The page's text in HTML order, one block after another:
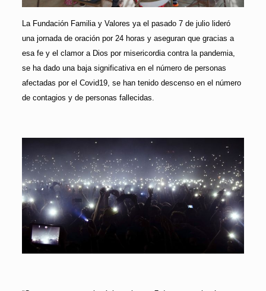
La Fundación Familia y Valores ya el pasado 7 de julio lideró
una jornada de oración por 24 horas y aseguran que gracias a
esa fe y el clamor a Dios por misericordia contra la pandemia,
se ha dado una baja significativa en el número de personas
afectadas por el Covid19, se han tenido descenso en el número
de contagios y de personas fallecidas.